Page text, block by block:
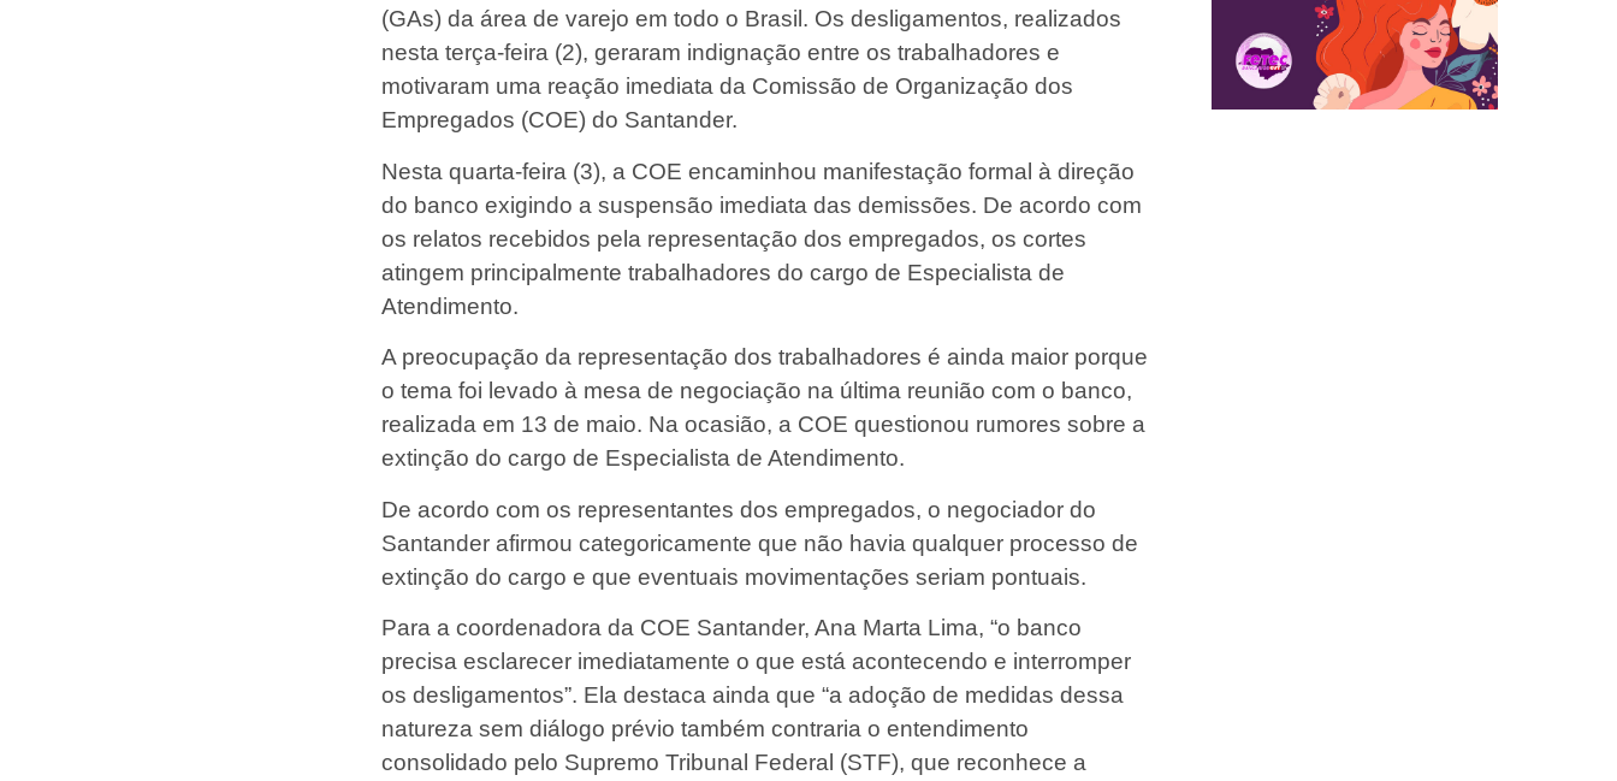
(GAs) da área de varejo em todo o Brasil. Os desligamentos, realizados
nesta terça-feira (2), geraram indignação entre os trabalhadores e
motivaram uma reação imediata da Comissão de Organização dos
Empregados (COE) do Santander.
Nesta quarta-feira (3), a COE encaminhou manifestação formal à direção
do banco exigindo a suspensão imediata das demissões. De acordo com
os relatos recebidos pela representação dos empregados, os cortes
atingem principalmente trabalhadores do cargo de Especialista de
Atendimento.
A preocupação da representação dos trabalhadores é ainda maior porque
o tema foi levado à mesa de negociação na última reunião com o banco,
realizada em 13 de maio. Na ocasião, a COE questionou rumores sobre a
extinção do cargo de Especialista de Atendimento.
De acordo com os representantes dos empregados, o negociador do
Santander afirmou categoricamente que não havia qualquer processo de
extinção do cargo e que eventuais movimentações seriam pontuais.
Para a coordenadora da COE Santander, Ana Marta Lima, “o banco
precisa esclarecer imediatamente o que está acontecendo e interromper
os desligamentos”. Ela destaca ainda que “a adoção de medidas dessa
natureza sem diálogo prévio também contraria o entendimento
consolidado pelo Supremo Tribunal Federal (STF), que reconhece a